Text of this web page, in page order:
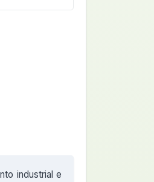
industrial e